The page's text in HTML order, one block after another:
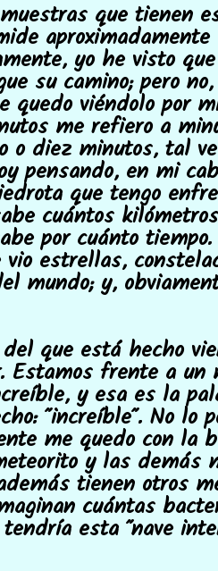
que tienen
yo he visto
su camino; pero
quedo viéndolo por
me refiero a
o diez minutos, tal
pensando, en mi
que tengo
cuántos
por cuánto
estrellas,
mundo; y,
que está hecho
Estamos frente a un
y esa es la
"increíble". No lo
me quedo con la
y las demás
tienen otros
cuántas
esta "nave